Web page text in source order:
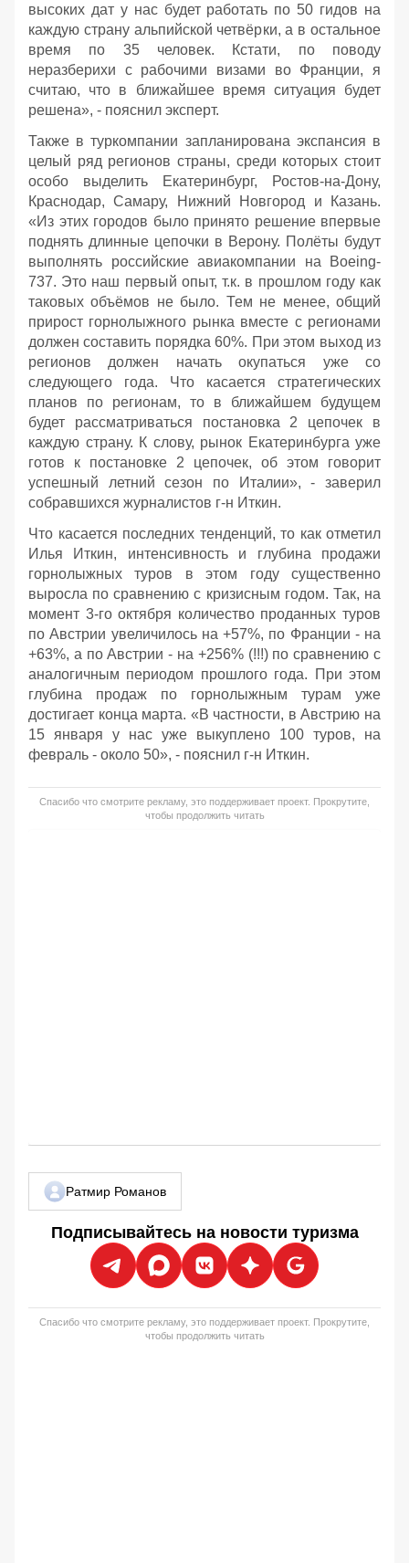
высоких дат у нас будет работать по 50 гидов на
каждую страну альпийской четвёрки, а в остальное
время по 35 человек. Кстати, по поводу
неразберихи с рабочими визами во Франции, я
считаю, что в ближайшее время ситуация будет
решена», - пояснил эксперт.
Также в туркомпании запланирована экспансия в
целый ряд регионов страны, среди которых стоит
особо выделить Екатеринбург, Ростов-на-Дону,
Краснодар, Самару, Нижний Новгород и Казань.
«Из этих городов было принято решение впервые
поднять длинные цепочки в Верону. Полёты будут
выполнять российские авиакомпании на Boeing-
737. Это наш первый опыт, т.к. в прошлом году как
таковых объёмов не было. Тем не менее, общий
прирост горнолыжного рынка вместе с регионами
должен составить порядка 60%. При этом выход из
регионов должен начать окупаться уже со
следующего года. Что касается стратегических
планов по регионам, то в ближайшем будущем
будет рассматриваться постановка 2 цепочек в
каждую страну. К слову, рынок Екатеринбурга уже
готов к постановке 2 цепочек, об этом говорит
успешный летний сезон по Италии», - заверил
собравшихся журналистов г-н Иткин.
Что касается последних тенденций, то как отметил
Илья Иткин, интенсивность и глубина продажи
горнолыжных туров в этом году существенно
выросла по сравнению с кризисным годом. Так, на
момент 3-го октября количество проданных туров
по Австрии увеличилось на +57%, по Франции - на
+63%, а по Австрии - на +256% (!!!) по сравнению с
аналогичным периодом прошлого года. При этом
глубина продаж по горнолыжным турам уже
достигает конца марта. «В частности, в Австрию на
15 января у нас уже выкуплено 100 туров, на
февраль - около 50», - пояснил г-н Иткин.
Спасибо что смотрите рекламу, это поддерживает проект. Прокрутите,
чтобы продолжить читать
Ратмир Романов
Подписывайтесь на новости туризма
Спасибо что смотрите рекламу, это поддерживает проект. Прокрутите,
чтобы продолжить читать